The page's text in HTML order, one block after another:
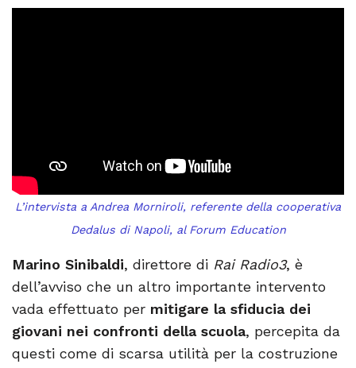
L’intervista a Andrea Morniroli, referente della cooperativa
Dedalus di Napoli, al Forum Education
Marino Sinibaldi, direttore di Rai Radio3, è
dell’avviso che un altro importante intervento
vada effettuato per mitigare la sfiducia dei
giovani nei confronti della scuola, percepita da
questi come di scarsa utilità per la costruzione